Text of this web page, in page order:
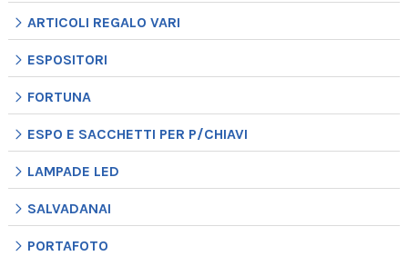
ARTICOLI REGALO VARI
ESPOSITORI
FORTUNA
ESPO E SACCHETTI PER P/CHIAVI
LAMPADE LED
SALVADANAI
PORTAFOTO